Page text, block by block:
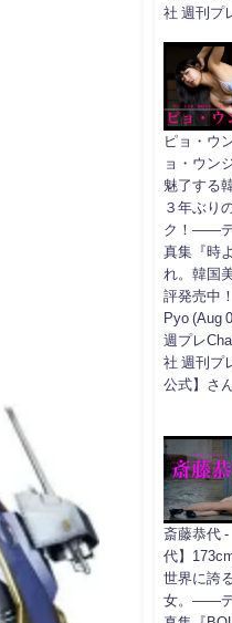
社 週刊プ
ピョ・ウ
ョ・ウン
魅了する
３年ぶり
ク！――
真集『時
れ。韓国
評発売中
Pyo (Aug
週プレ
社 週刊プ
公式】さ
斎藤恭代 -
代】
世界に誇
女。――